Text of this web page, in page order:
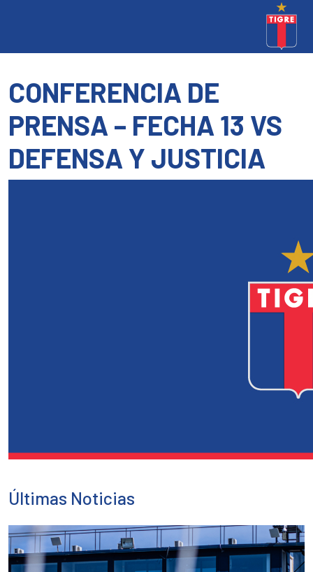
CONFERENCIA DE
PRENSA – FECHA 13 VS
DEFENSA Y JUSTICIA
Últimas Noticias